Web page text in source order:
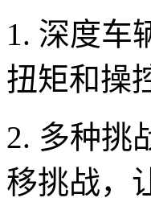
1. 深度车
扭矩和操
2. 多种挑
移挑战，